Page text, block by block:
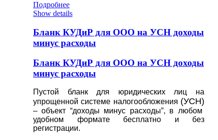
Подробнее
Show details
Бланк КУДиР для ООО на УСН доходы
минус расходы
Бланк КУДиР для ООО на УСН доходы
минус расходы
Пустой бланк для юридических лиц на
упрощенной системе налогообложения (УСН)
– объект “доходы минус расходы”, в любом
удобном формате бесплатно и без
регистрации.